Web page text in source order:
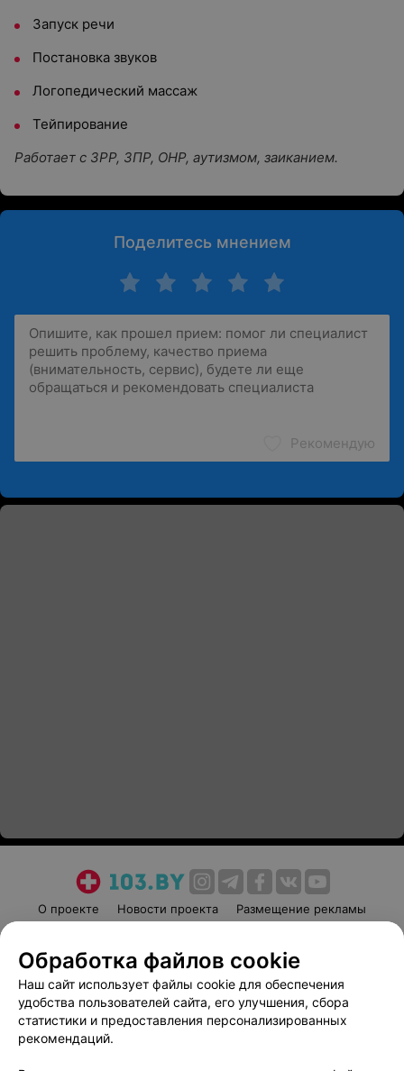
Запуск речи
Постановка звуков
Логопедический массаж
Тейпирование
Работает с ЗРР, ЗПР, ОНР, аутизмом, заиканием.
Поделитесь мнением
Рекомендую
О проекте Новости проекта
Размещение рекламы
Пользовательское соглашение
Способы оплаты
Вакансии
Партнеры
Написать руководителю 103.by
Обработка файлов cookie
Наш сайт использует файлы cookie для обеспечения
удобства пользователей сайта, его улучшения, сбора
статистики и предоставления персонализированных
рекомендаций.